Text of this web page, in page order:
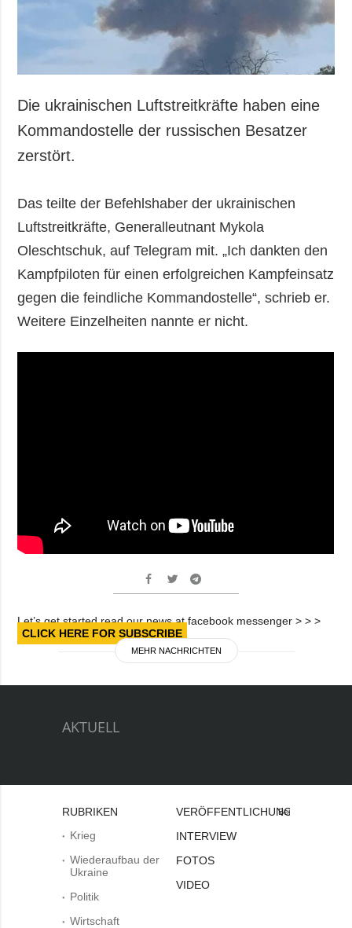
Gesellschaft und
Sport
Kriminalität
Notstand und
ZUSÄTZLICH
Interview
Fotos
Video
Fotobank
Die ukrainischen Luftstreitkräfte haben eine
Kommandostelle der russischen Besatzer
zerstört.
Das teilte der Befehlshaber der ukrainischen
Luftstreitkräfte, Generalleutnant Mykola
Oleschtschuk, auf Telegram mit. „Ich dankten den
Kampfpiloten für einen erfolgreichen Kampfeinsatz
gegen die feindliche Kommandostelle“, schrieb er.
Weitere Einzelheiten nannte er nicht.
Let’s get started read our news at facebook messenger > > >
CLICK HERE FOR SUBSCRIBE
MEHR NACHRICHTEN
AKTUELL
RUBRIKEN
Krieg
Wiederaufbau der
Ukraine
Politik
Wirtschaft
VERÖFFENTLICHUNGEN
INTERVIEW
FOTOS
VIDEO
Bei